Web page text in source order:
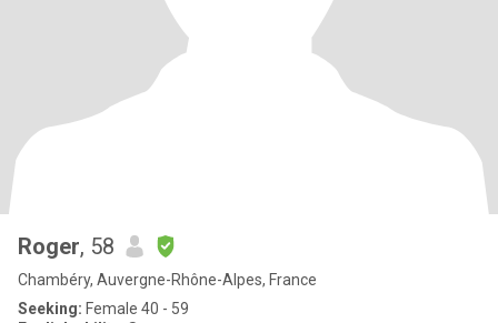
Roger, 58
Chambéry, Auvergne-Rhône-Alpes, France
Seeking: Female 40 - 59